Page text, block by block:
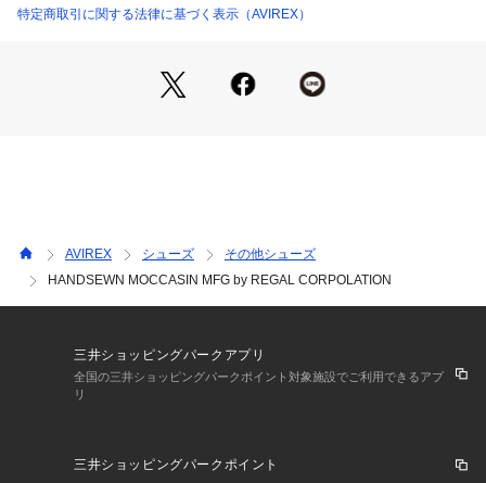
ミリタリーに起源を持つアヴィレックスは、機能的なデザイン
が醸し出す特有の美しさに支えられている。
■お使いのパソコンのモニターによって、実物商品とカラーが
異なって 見える場合があります。誠に申し訳ございません
が、ご理解下さいます様お願いいたします。
庫数が日々変動する為、ご注文頂いた時点で在庫が完売になっ
ている場合がございます。
  ■サイズ表は、製品の生地や織りなどの特性により、多少の誤
若干異なる場合がございます。
特定商取引に関する法律に基づく表示（AVIREX）
AVIREX シューズ
その他シューズ
HANDSEWN MOCCASIN MFG by REGAL CORPOLATION
三井ショッピングパークアプリ
全国の三井ショッピングパークポイント対象施設でご利用できるアプ
リ
三井ショッピングパークポイント